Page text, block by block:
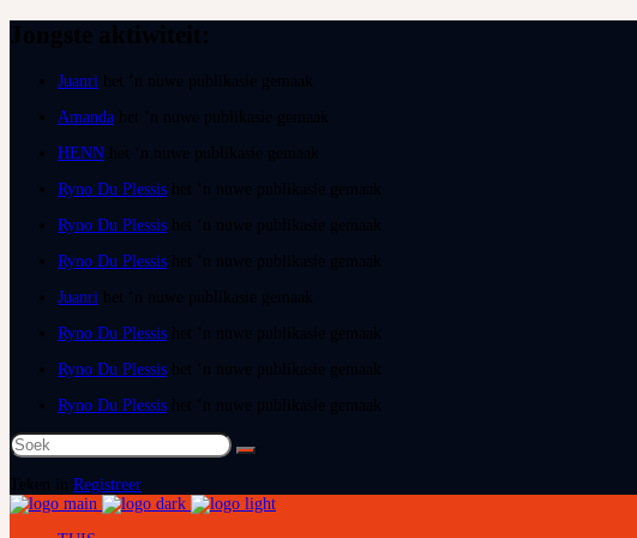
Juanri
Amanda
HENN
Ryno Du Plessis
Ryno Du Plessis
Ryno Du Plessis
Juanri
Ryno Du Plessis
Ryno Du Plessis
Ryno Du Plessis
Soek
na:
Registreer